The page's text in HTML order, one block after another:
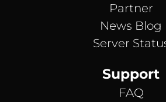
Partner
News Blog
Server
Support
FAQ